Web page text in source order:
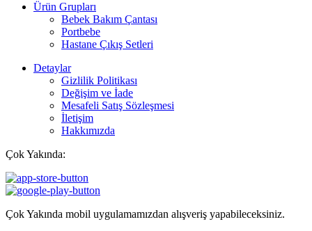
Ürün Grupları
Bebek Bakım Çantası
Portbebe
Hastane Çıkış Setleri
Detaylar
Gizlilik Politikası
Değişim ve İade
Mesafeli Satış Sözleşmesi
İletişim
Hakkımızda
Çok Yakında:
Çok Yakında mobil uygulamamızdan alışveriş yapabileceksiniz.